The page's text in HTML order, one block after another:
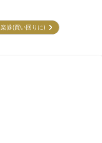
楽券(買い回りに)